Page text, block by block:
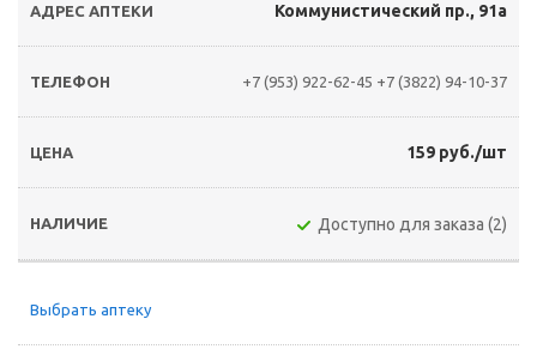
Коммунистический пр., 91а
+7 (953) 922-62-45 +7 (3822) 94-10-37
159 руб./шт
Доступно для заказа (2)
Выбрать аптеку